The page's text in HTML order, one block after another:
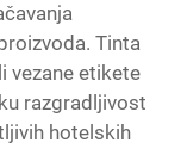
Tinta
vezane etikete
razgradljivost
hotelskih